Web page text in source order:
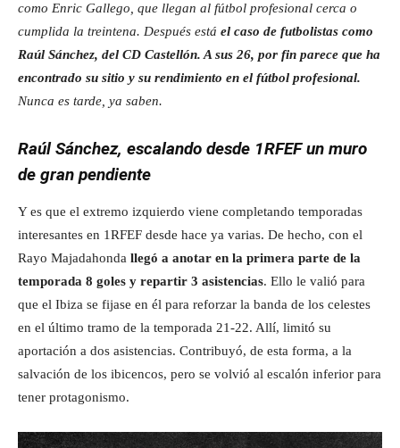
como Enric Gallego, que llegan al fútbol profesional cerca o
cumplida la treintena. Después está el caso de futbolistas como
Raúl Sánchez, del CD Castellón. A sus 26, por fin parece que ha
encontrado su sitio y su rendimiento en el fútbol profesional.
Nunca es tarde, ya saben.
Raúl Sánchez, escalando desde 1RFEF un muro
de gran pendiente
Y es que el extremo izquierdo viene completando temporadas
interesantes en 1RFEF desde hace ya varias. De hecho, con el
Rayo Majadahonda llegó a anotar en la primera parte de la
temporada 8 goles y repartir 3 asistencias. Ello le valió para
que el Ibiza se fijase en él para reforzar la banda de los celestes
en el último tramo de la temporada 21-22. Allí, limitó su
aportación a dos asistencias. Contribuyó, de esta forma, a la
salvación de los ibicencos, pero se volvió al escalón inferior para
tener protagonismo.